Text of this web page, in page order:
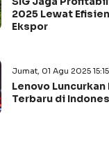
2025 Lewat
Ekspor
Jumat, 01 Agu 2025
Lenovo
Terbaru di